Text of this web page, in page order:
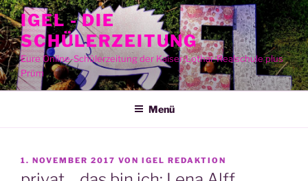
Zum
Inhalt
springen
IGEL - DIE
SCHÜLERZEITUNG
Eure Online-Schülerzeitung der Kaiser-Lothar-Realschule plus
Prüm
Menü
VERÖFFENTLICHT
1. NOVEMBER 2017 VON IGEL REDAKTION